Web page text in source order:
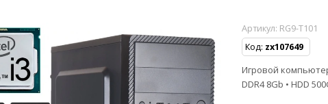
Артикул: RG9-T101
Код: zx107649
Игровой компьютер
DDR4 8Gb • HDD